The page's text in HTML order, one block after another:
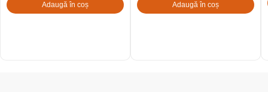
Adaugă în coș Adaugă în coș